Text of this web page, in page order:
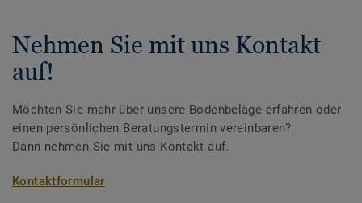
Nehmen Sie mit uns Kontakt
auf!
Möchten Sie mehr über unsere Bodenbeläge erfahren oder
einen persönlichen Beratungstermin vereinbaren?
Dann nehmen Sie mit uns Kontakt auf.
Kontaktformular